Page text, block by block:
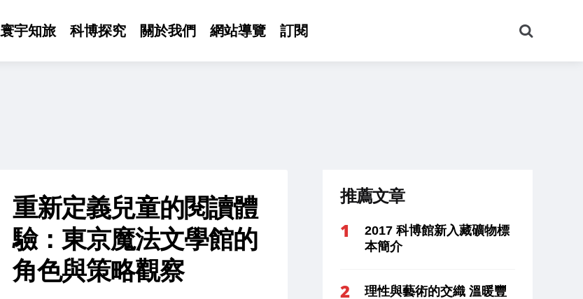
寰宇知旅 科博探究 關於我們 網站導覽 訂閱
尋
重新定義兒童的閱讀體
驗：東京魔法文學館的
角色與策略觀察
推薦文章
2017 科博館新入藏礦物標
本簡介
理性與藝術的交織 溫暖豐